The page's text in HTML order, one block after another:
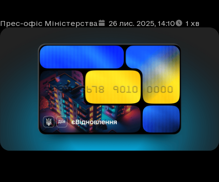
Автори
Прес-офіс Міністерства
Дата та час публікації: 26 лис. 2025, 14:10
Час читання: 1 хв